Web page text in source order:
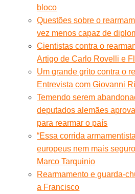
bloco
Questões sobre o
vez menos capaz de
Cientistas contra o
Artigo de Carlo Rovelli e
Um grande grito contra o
Entrevista com Giovanni
Temendo serem
deputados alemães
para rearmar o país
“Essa corrida
europeus nem mais
Marco Tarquinio
Rearmamento e guarda-
a Francisco